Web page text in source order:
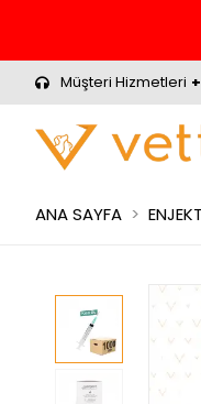
1.699₺ ve
Müşteri Hizmetleri
ANA SAYFA